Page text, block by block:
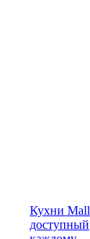
Кухни Mall
доступный